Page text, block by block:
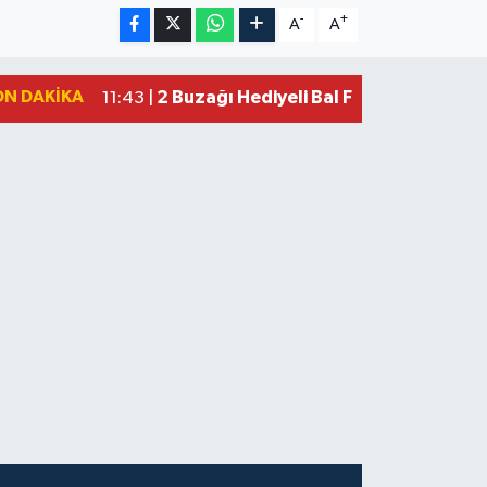
A- A+
DAKIKA 11:43 | 2 Buzağı Hediyeli Bal Festivalinde